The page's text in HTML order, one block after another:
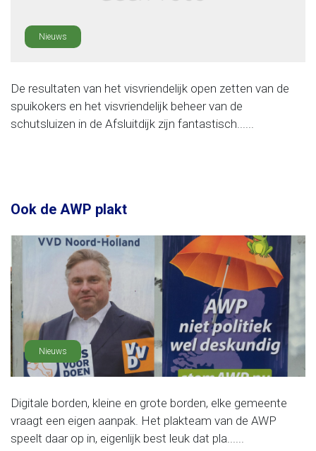
Nieuws
De resultaten van het visvriendelijk open zetten van de
spuikokers en het visvriendelijk beheer van de
schutsluizen in de Afsluitdijk zijn fantastisch......
Ook de AWP plakt
Nieuws
Digitale borden, kleine en grote borden, elke gemeente
vraagt een eigen aanpak. Het plakteam van de AWP
speelt daar op in, eigenlijk best leuk dat pla......